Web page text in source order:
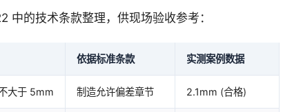
的技术条款整理，供现场验收参考：
依据标准条款 实测案例数据
大于 5mm 制造允许偏差章节 2.1mm (合格)